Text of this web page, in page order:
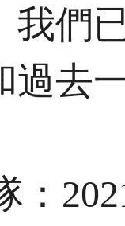
我們
過去
：